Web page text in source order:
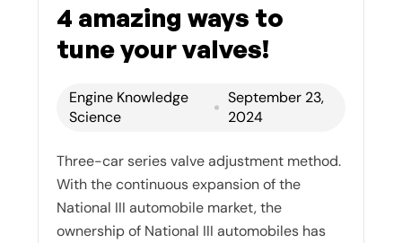
4 amazing ways to
tune your valves!
Engine Knowledge
Science
September 23,
2024
Three-car series valve adjustment method.
With the continuous expansion of the
National III automobile market, the
ownership of National III automobiles has